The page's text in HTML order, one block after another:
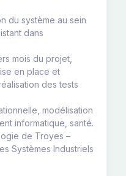
du système au sein
dans
mois du projet,
en place et
des tests
modélisation
informatique, santé.
de Troyes –
Systèmes Industriels